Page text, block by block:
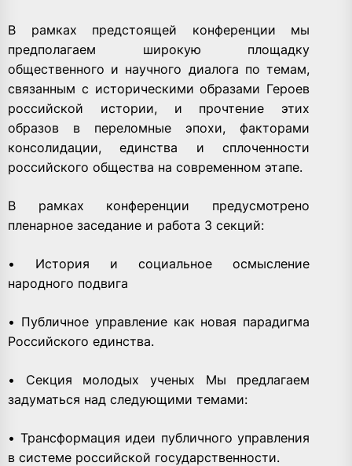
В рамках предстоящей конференции мы
предполагаем широкую площадку
общественного и научного диалога по темам,
связанным с историческими образами Героев
российской истории, и прочтение этих
образов в переломные эпохи, факторами
консолидации, единства и сплоченности
российского общества на современном этапе.
В рамках конференции предусмотрено
пленарное заседание и работа 3 секций:
• История и социальное осмысление
народного подвига
• Публичное управление как новая парадигма
Российского единства.
• Секция молодых ученых Мы предлагаем
задуматься над следующими темами:
• Трансформация идеи публичного управления
в системе российской государственности.